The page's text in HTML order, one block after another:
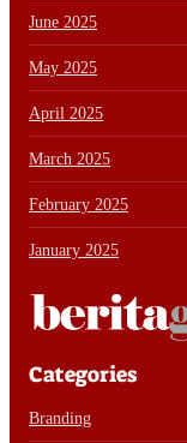
June 2025
May 2025
April 2025
March 2025
February 2025
January 2025
Categories
Branding